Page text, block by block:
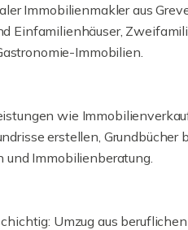
Immobilienmakler aus
Einfamilienhäuser,
Immobilien.
wie
erstellen,
und Immobilienberatung.
Umzug aus